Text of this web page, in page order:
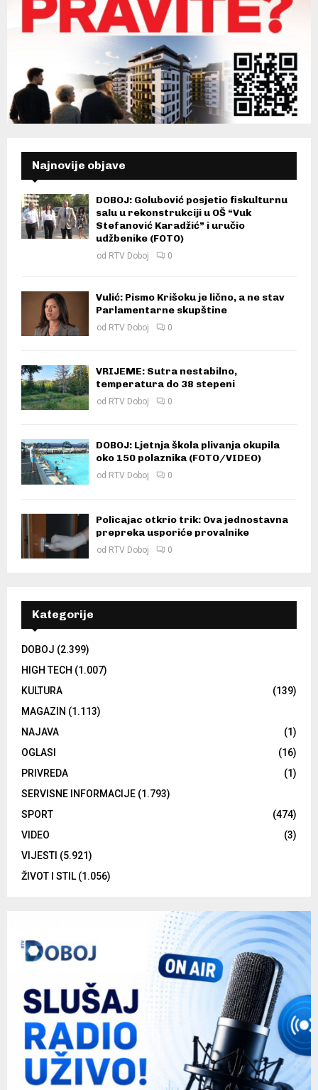
Najnovije objave
DOBOJ: Golubović posjetio fiskulturnu
salu u rekonstrukciji u OŠ “Vuk
Stefanović Karadžić” i uručio
udžbenike (FOTO)
od RTV Doboj 0
Vulić: Pismo Krišoku je lično, a ne stav
Parlamentarne skupštine
od RTV Doboj 0
VRIJEME: Sutra nestabilno,
temperatura do 38 stepeni
od RTV Doboj 0
DOBOJ: Ljetnja škola plivanja okupila
oko 150 polaznika (FOTO/VIDEO)
od RTV Doboj 0
Policajac otkrio trik: Ova jednostavna
prepreka usporiće provalnike
od RTV Doboj 0
Kategorije
DOBOJ (2.399)
HIGH TECH (1.007)
KULTURA
(139)
MAGAZIN (1.113)
NAJAVA
(1)
OGLASI
(16)
PRIVREDA
(1)
SERVISNE INFORMACIJE (1.793)
SPORT
(474)
VIDEO
(3)
VIJESTI (5.921)
ŽIVOT I STIL (1.056)